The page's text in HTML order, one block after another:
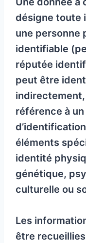
désigne toute
une personne
identifiable
réputée
peut être
référence à
éléments
identité
génétique,
culturelle ou
Les
être